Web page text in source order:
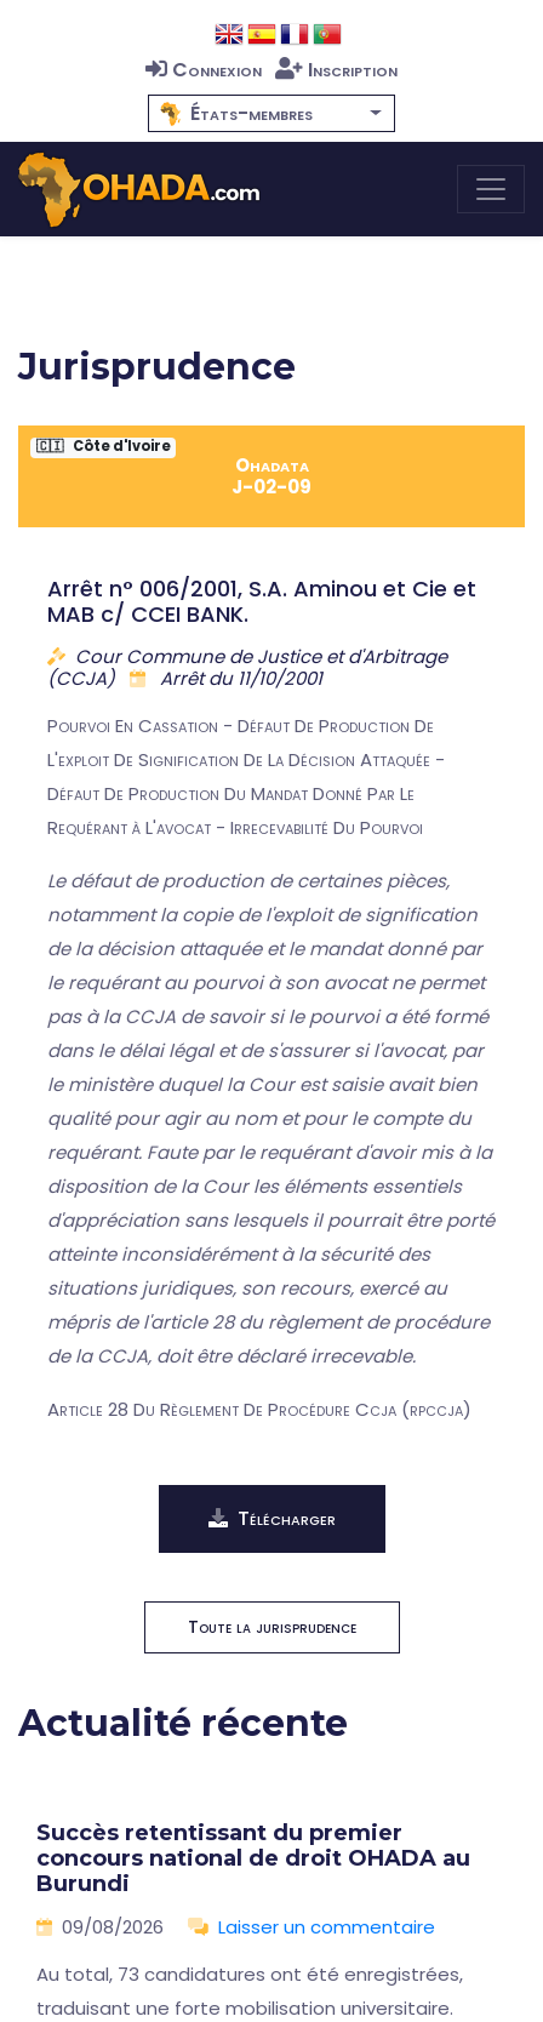
Connexion
Inscription
États-membres
Jurisprudence
🇨🇮 Côte d'Ivoire
Ohadata
J-02-09
Arrêt n° 006/2001, S.A. Aminou et Cie et
MAB c/ CCEI BANK.
Cour Commune de Justice et d'Arbitrage
(CCJA)
Arrêt du 11/10/2001
Pourvoi En Cassation - Défaut De Production De
L'exploit De Signification De La Décision Attaquée -
Défaut De Production Du Mandat Donné Par Le
Requérant à L'avocat - Irrecevabilité Du Pourvoi
Le défaut de production de certaines pièces,
notamment la copie de l'exploit de signification
de la décision attaquée et le mandat donné par
le requérant au pourvoi à son avocat ne permet
pas à la CCJA de savoir si le pourvoi a été formé
dans le délai légal et de s'assurer si l'avocat, par
le ministère duquel la Cour est saisie avait bien
qualité pour agir au nom et pour le compte du
requérant. Faute par le requérant d'avoir mis à la
disposition de la Cour les éléments essentiels
d'appréciation sans lesquels il pourrait être porté
atteinte inconsidérément à la sécurité des
situations juridiques, son recours, exercé au
mépris de l'article 28 du règlement de procédure
de la CCJA, doit être déclaré irrecevable.
Article 28 Du Règlement De Procédure Ccja (rpccja)
Télécharger
Toute la jurisprudence
Actualité récente
Succès retentissant du premier
concours national de droit OHADA au
Burundi
09/08/2026
Laisser un commentaire
Au total, 73 candidatures ont été enregistrées,
traduisant une forte mobilisation universitaire.